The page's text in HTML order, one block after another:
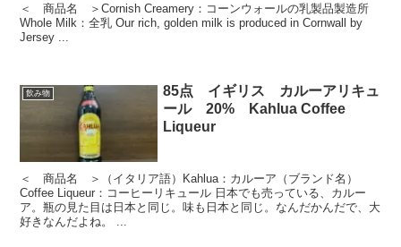
＜ 商品名 ＞Cornish Creamery：コーンウォールの乳製品製造所
Whole Milk：全乳 Our rich, golden milk is produced in Cornwall by
Jersey ...
飲み物
85点 イギリス カルーアリキュ
ール 20% Kahlua Coffee
Liqueur
＜ 商品名 ＞（イタリア語）Kahlua：カルーア（ブランド名）
Coffee Liqueur：コーヒーリキュール 日本でも売っている、カルー
ア。瓶の見た目は日本と同じ。味も日本と同じ。なんだかんだで、大
好きなんだよね。 ...